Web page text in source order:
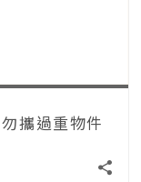
攜過重物件